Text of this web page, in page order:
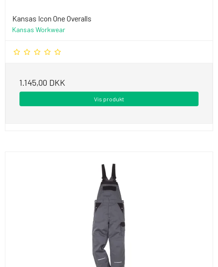
Kansas Icon One Overalls
Kansas Workwear
1.145,00 DKK
Vis produkt